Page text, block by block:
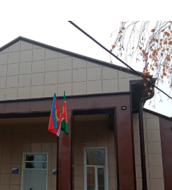
03.08.2026